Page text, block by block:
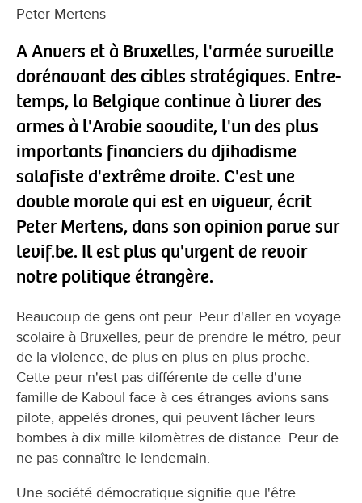
Peter Mertens
A Anvers et à Bruxelles, l'armée surveille
dorénavant des cibles stratégiques. Entre-
temps, la Belgique continue à livrer des
armes à l'Arabie saoudite, l'un des plus
importants financiers du djihadisme
salafiste d'extrême droite. C'est une
double morale qui est en vigueur, écrit
Peter Mertens, dans son opinion parue sur
levif.be. Il est plus qu'urgent de revoir
notre politique étrangère.
Beaucoup de gens ont peur. Peur d'aller en voyage
scolaire à Bruxelles, peur de prendre le métro, peur
de la violence, de plus en plus en plus proche.
Cette peur n'est pas différente de celle d'une
famille de Kaboul face à ces étranges avions sans
pilote, appelés drones, qui peuvent lâcher leurs
bombes à dix mille kilomètres de distance. Peur de
ne pas connaître le lendemain.
Une société démocratique signifie que l'être